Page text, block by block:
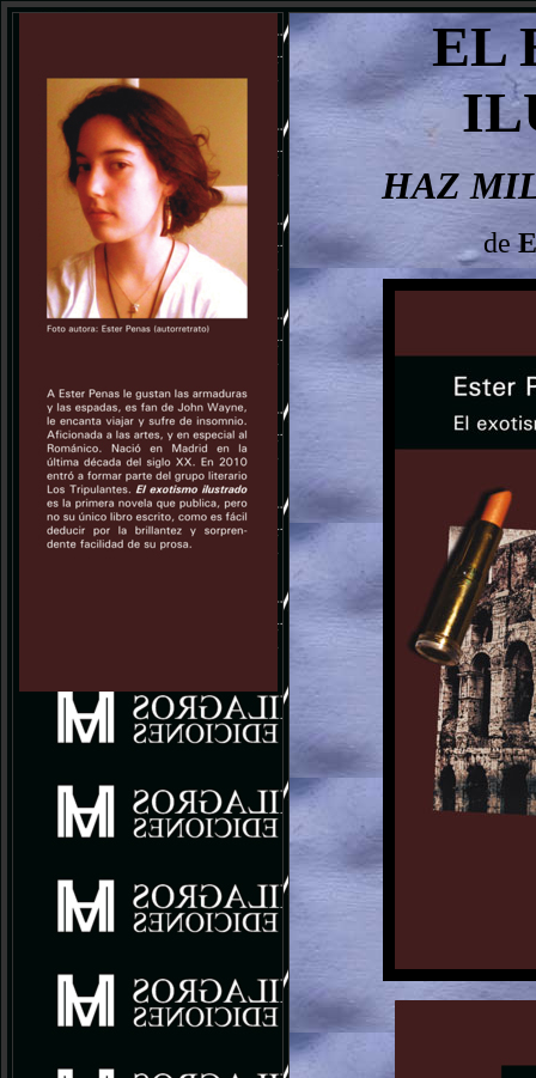
EL
HAZ
de